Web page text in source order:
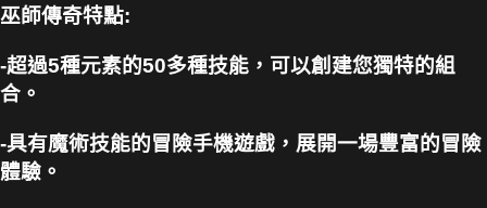
巫師傳奇特點:
-超過5種元素的50多種技能，可以創建您獨特的組
合。
-具有魔術技能的冒險手機遊戲，展開一場豐富的冒險
體驗。